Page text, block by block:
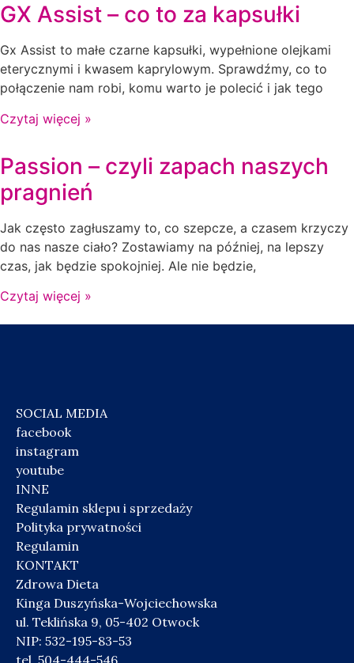
GX Assist – co to za kapsułki
Gx Assist to małe czarne kapsułki, wypełnione olejkami
eterycznymi i kwasem kaprylowym. Sprawdźmy, co to
połączenie nam robi, komu warto je polecić i jak tego
Czytaj więcej »
Passion – czyli zapach naszych
pragnień
Jak często zagłuszamy to, co szepcze, a czasem krzyczy
do nas nasze ciało? Zostawiamy na później, na lepszy
czas, jak będzie spokojniej. Ale nie będzie,
Czytaj więcej »
SOCIAL MEDIA
facebook
instagram
youtube
INNE
Regulamin sklepu i sprzedaży
Polityka prywatności
Regulamin
KONTAKT
Zdrowa Dieta
Kinga Duszyńska-Wojciechowska
ul. Teklińska 9, 05-402 Otwock
NIP: 532-195-83-53